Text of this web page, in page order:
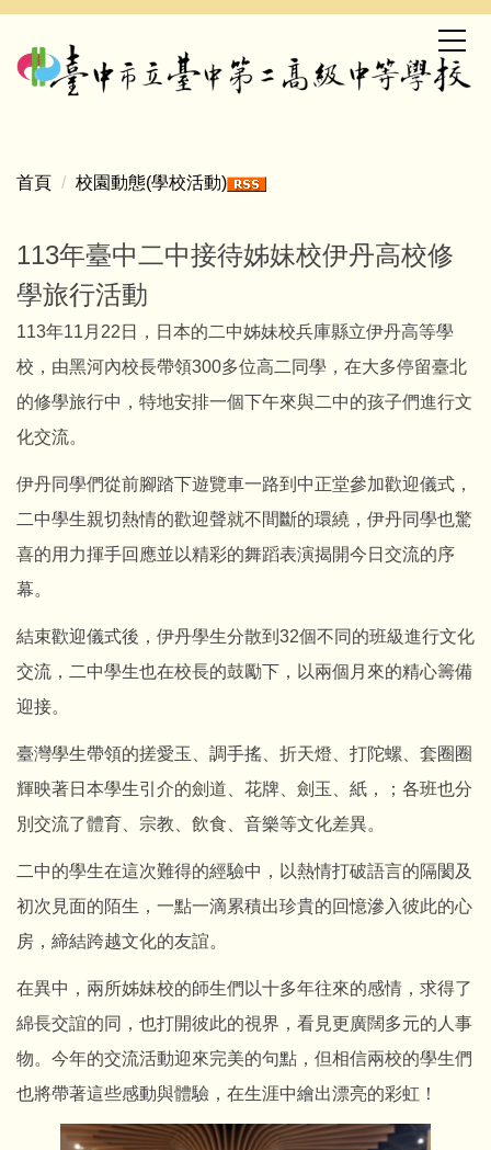
跳
主
區
首頁 校園動態(學校活動)
113年臺中二中接待姊妹校伊丹高校修
學旅行活動
113年11 月 22 日，日本的二中姊妹校兵庫縣立伊丹高等學
校，由黑河內校長帶領300多位高二同學，在大多停留臺北
的修學旅行中，特地安排一個下午來與二中的孩子們進行文
化交流。
伊丹同學們從前腳踏下遊覽車一路到中正堂參加歡迎儀式，
二中學生親切熱情的歡迎聲就不間斷的環繞，伊丹同學也驚
喜的用力揮手回應並以精彩的舞蹈表演揭開今日交流的序
幕。
結束歡迎儀式後，伊丹學生分散到 32個不同的班級進行文化
交流，二中學生也在校長的鼓勵下，以兩個月來的精心籌備
迎接。
臺灣學生帶領的搓愛玉、調手搖、折天燈、打陀螺、套圈圈
輝映著日本學生引介的劍道、花牌、劍玉、紙，；各班也分
別交流了體育、宗教、飲食、音樂等文化差異。
二中的學生在這次難得的經驗中，以熱情打破語言的隔閡及
初次見面的陌生，一點一滴累積出珍貴的回憶滲入彼此的心
房，締結跨越文化的友誼。
在異中，兩所姊妹校的師生們以十多年往來的感情，求得了
綿長交誼的同，也打開彼此的視界，看見更廣闊多元的人事
物。今年的交流活動迎來完美的句點，但相信兩校的學生們
也將帶著這些感動與體驗，在生涯中繪出漂亮的彩虹！